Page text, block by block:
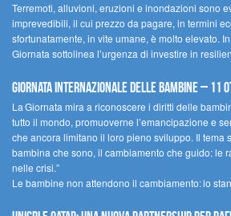
Terremoti, alluvioni, eruzioni e inondazioni sono
imprevedibili, il cui prezzo da pagare, in termini
sfortunatamente, in vite umane, è molto elevato.
Giornata sottolinea l’urgenza di investire in
Giornata internazionale delle bambine – 11
La Giornata mira a riconoscere i diritti delle
tutto il mondo, promuoverne l’emancipazione e
che ancora limitano il loro pieno sviluppo. Il tema
bambina che sono, il cambiamento che guido: le
nelle crisi.”
Le bambine non attendono il cambiamento: lo